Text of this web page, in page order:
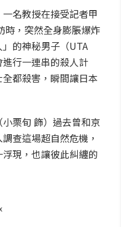
名教授在接受記者甲
時，突然全身膨脹爆炸
的神秘男子（UTA
行一連串的殺人計
都殺害，瞬間讓日本
栗旬 飾）過去曾和京
查這場超自然危機，
現，也讓彼此糾纏的